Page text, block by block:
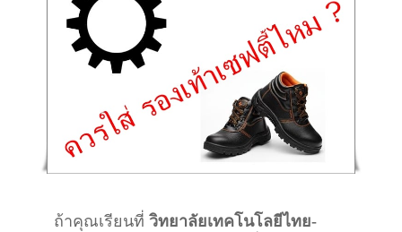
ถ้าคุณเรียนที่ วิทยาลัยเทคโนโลยีไทย-